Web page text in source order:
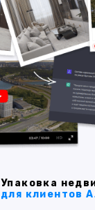
Упаковка
для клиентов